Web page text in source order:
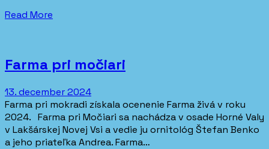
Read More
Farma pri močiari
13. december 2024
Farma pri mokradi získala ocenenie Farma živá v roku
2024. Farma pri Močiari sa nachádza v osade Horné Valy
v Lakšárskej Novej Vsi a vedie ju ornitológ Štefan Benko
a jeho priateľka Andrea. Farma…